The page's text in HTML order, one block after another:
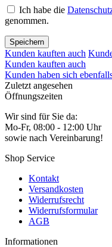
Ich habe die
genommen.
Speichern
Kunden kauften auch
Kunden kauften auch
Kunden haben sich
Zuletzt angesehen
Öffnungszeiten
Wir sind für Sie da:
Mo-Fr, 08:00 - 12:00 Uhr
sowie nach Vereinbarung!
Shop Service
Kontakt
Versandkosten
Widerrufsrecht
Widerrufsformular
AGB
Informationen